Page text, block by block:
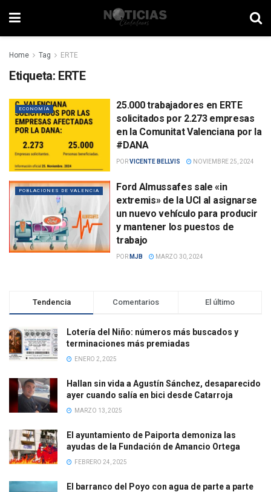
Home Tag ERTE
Etiqueta: ERTE
ECONOMÍA
25.000 trabajadores en ERTE
solicitados por 2.273 empresas
en la Comunitat Valenciana por la
#DANA
PORVICENTE BELLVIS NOVIEMBRE 25, 2024
POBLACIONES DE VALENCIA
Ford Almussafes sale «in
extremis» de la UCI al asignarse
un nuevo vehículo para producir
y mantener los puestos de
trabajo
POR MJB MARZO 30, 2024
Tendencia Comentarios El último
Lotería del Niño: números más buscados y
terminaciones más premiadas
ENERO 2, 2025
Hallan sin vida a Agustín Sánchez, desaparecido
ayer cuando salía en bici desde Catarroja
MARZO 13, 2025
El ayuntamiento de Paiporta demoniza las
ayudas de la Fundación de Amancio Ortega
FEBRERO 24, 2025
El barranco del Poyo con agua de parte a parte